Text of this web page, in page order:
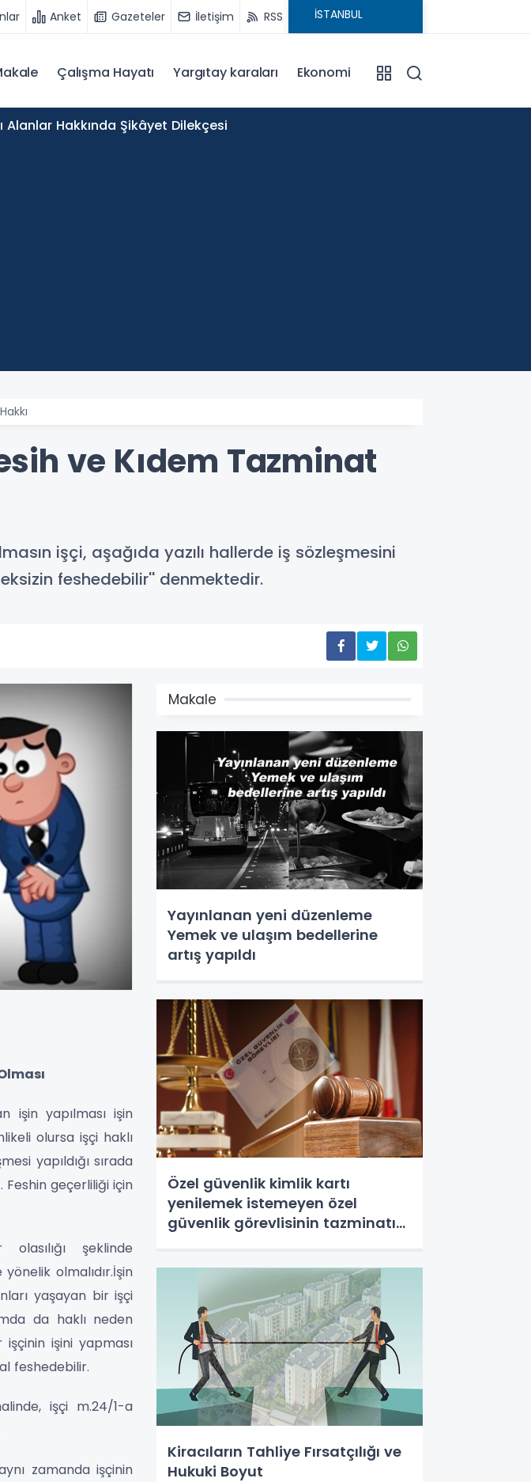
Anket Gazeteler İletişim RSS
Çalışma Hayatı Yargıtay karaları Ekonomi
Alanlar Hakkında Şikâyet Dilekçesi
ve Kıdem Tazminat
işçi, aşağıda yazılı hallerde iş sözleşmesini
feshedebilir'' denmektedir.
işin yapılması işin
olursa işçi haklı
yapıldığı sırada
Feshin geçerliliği için
şeklinde
olmalıdır.İşin
yaşayan bir işçi
da haklı neden
işini yapması
feshedebilir.
işçi m.24/1-a
zamanda işçinin
Makale
Yayınlanan yeni düzenleme
Yemek ve ulaşım bedellerine
artış yapıldı
Özel güvenlik kimlik kartı
yenilemek istemeyen özel
güvenlik görevlisinin tazminatı
Kiracıların Tahliye Fırsatçılığı ve
Hukuki Boyut